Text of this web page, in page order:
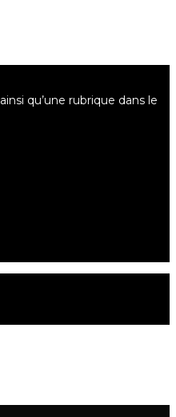
ainsi qu’une rubrique dans le